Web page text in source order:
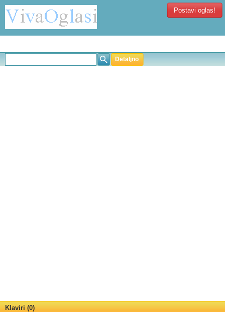
Postavi oglas!
Detaljno
Klaviri (0)